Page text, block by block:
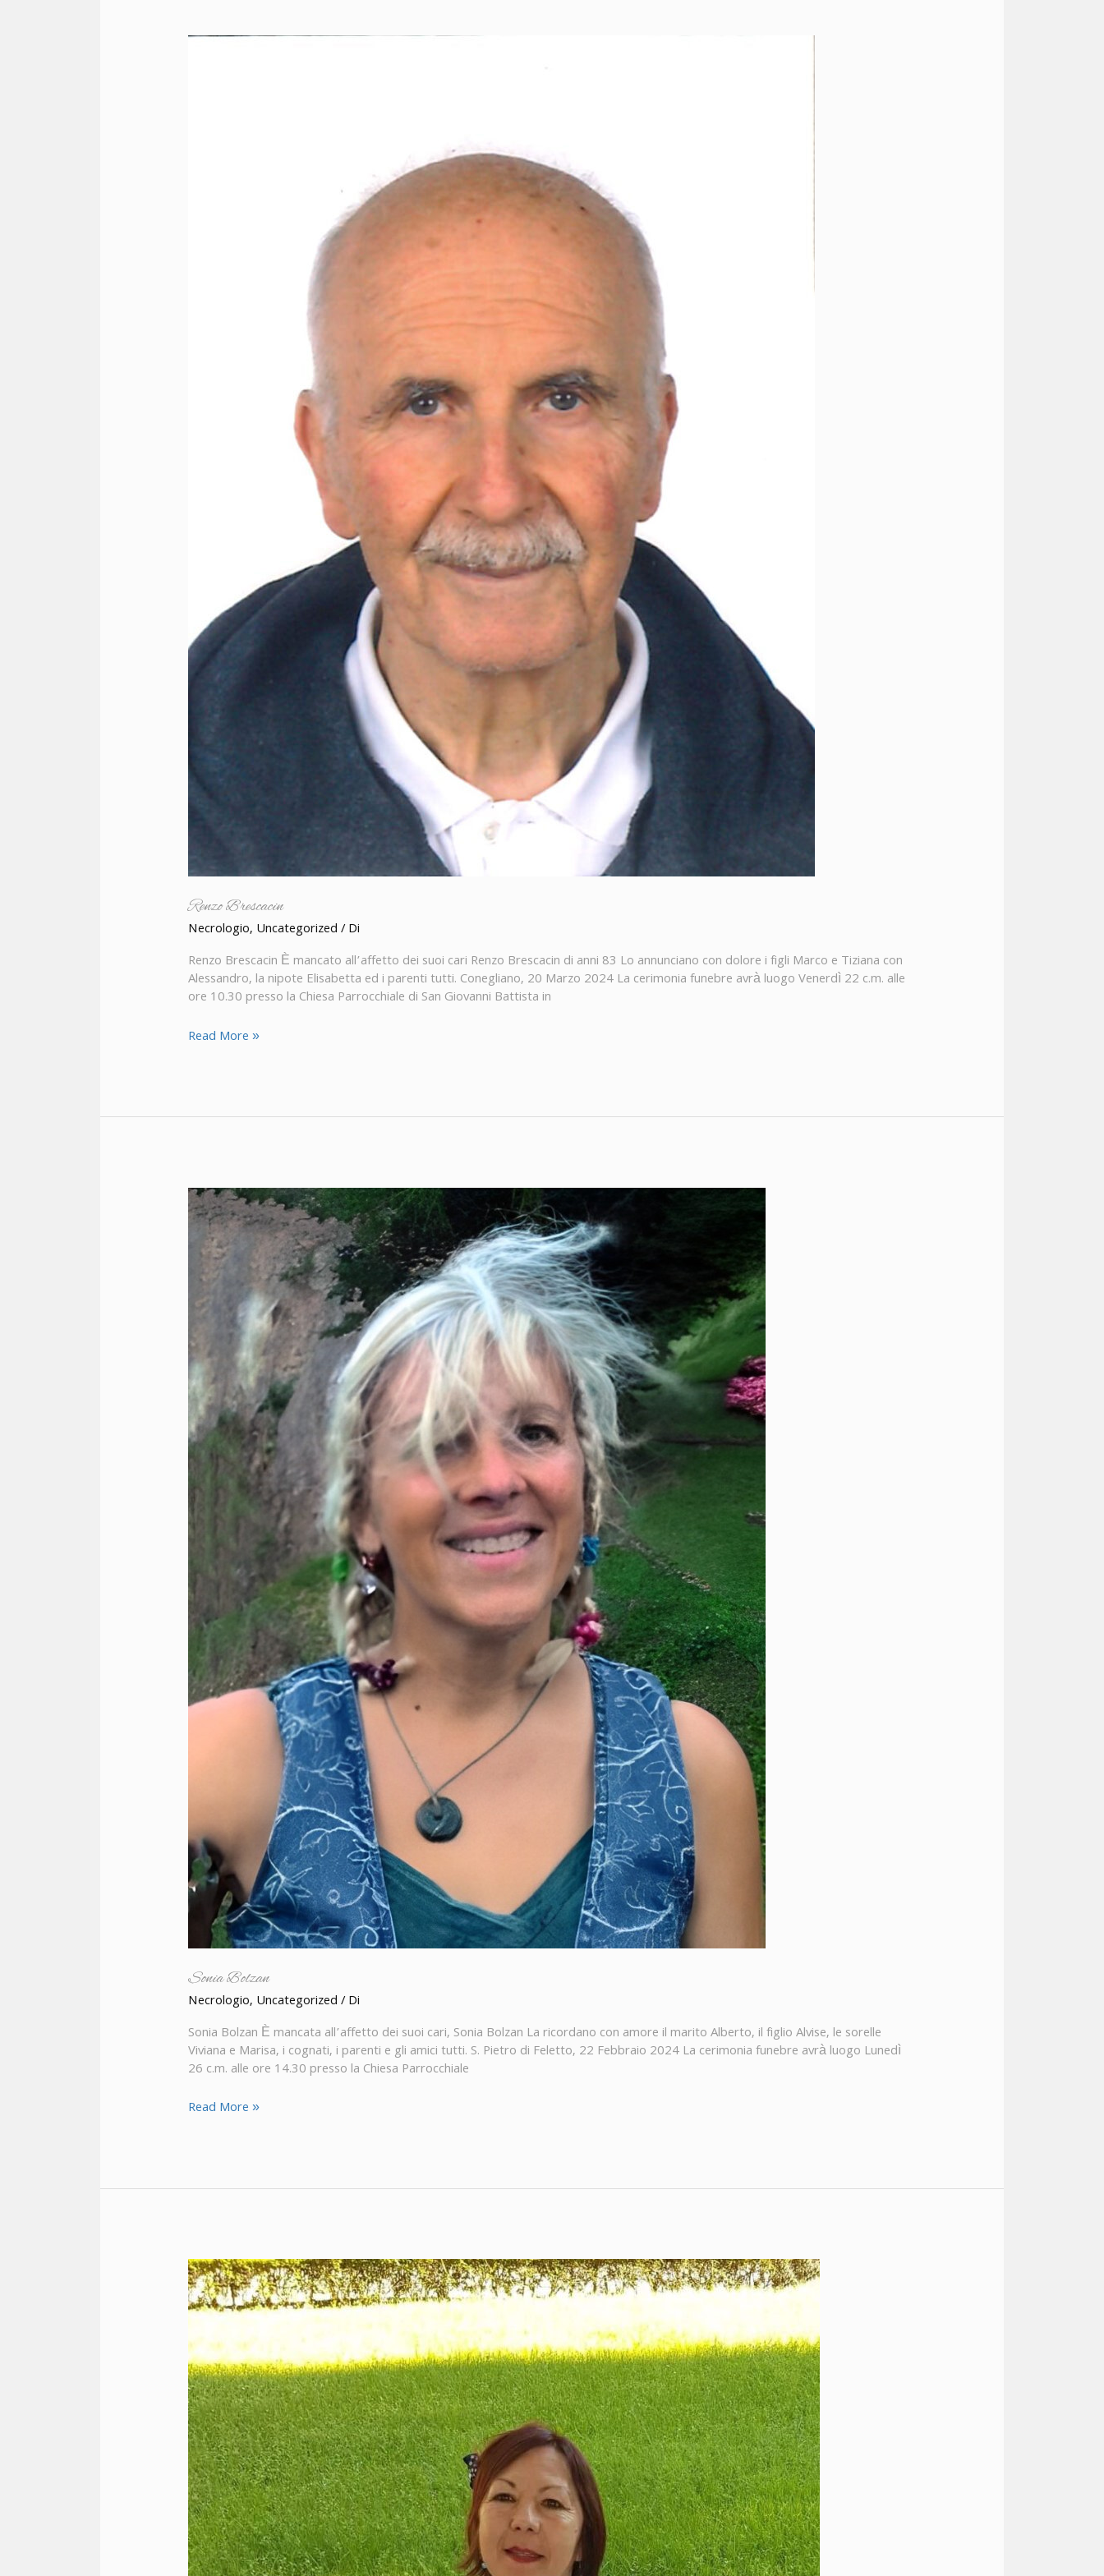
Renzo Brescacin
Necrologio, Uncategorized/ Di
Renzo Brescacin È mancato all’affetto dei suoi cari Renzo Brescacin di anni 83 Lo annunciano con dolore i figli Marco e Tiziana con
Alessandro, la nipote Elisabetta ed i parenti tutti. Conegliano, 20 Marzo 2024 La cerimonia funebre avrà luogo Venerdì 22 c.m. alle
ore 10.30 presso la Chiesa Parrocchiale di San Giovanni Battista in
Read More »
Sonia Bolzan
Necrologio, Uncategorized/ Di
Sonia Bolzan È mancata all’affetto dei suoi cari, Sonia Bolzan La ricordano con amore il marito Alberto, il figlio Alvise, le sorelle
Viviana e Marisa, i cognati, i parenti e gli amici tutti. S. Pietro di Feletto, 22 Febbraio 2024 La cerimonia funebre avrà luogo Lunedì
26 c.m. alle ore 14.30 presso la Chiesa Parrocchiale
Read More »